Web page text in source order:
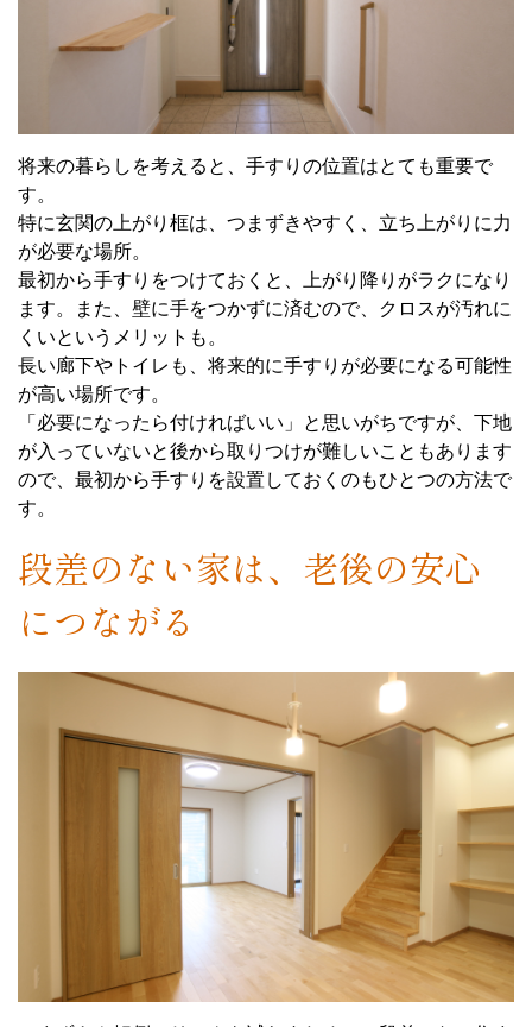
将来の暮らしを考えると、手すりの位置はとても重要で
す。
特に玄関の上がり框は、つまずきやすく、立ち上がりに力
が必要な場所。
最初から手すりをつけておくと、上がり降りがラクになり
ます。また、壁に手をつかずに済むので、クロスが汚れに
くいというメリットも。
長い廊下やトイレも、将来的に手すりが必要になる可能性
が高い場所です。
「必要になったら付ければいい」と思いがちですが、下地
が入っていないと後から取りつけが難しいこともあります
ので、最初から手すりを設置しておくのもひとつの方法で
す。
段差のない家は、老後の安心
につながる